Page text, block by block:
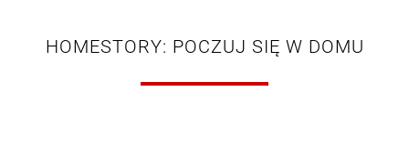
HOMESTORY: POCZUJ SIĘ W DOMU